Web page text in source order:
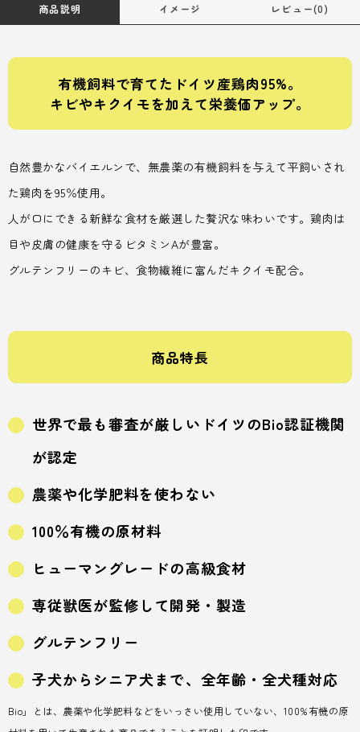
商品説明 イメージ レビュー(0)
有機飼料で育てたドイツ産鶏肉95%。
キビやキクイモを加えて栄養価アップ。
自然豊かなバイエルンで、無農薬の有機飼料を与えて平飼いされ
た鶏肉を95％使用。
人が口にできる新鮮な食材を厳選した贅沢な味わいです。鶏肉は
目や皮膚の健康を守るビタミンAが豊富。
グルテンフリーのキビ、食物繊維に富んだキクイモ配合。
商品特長
世界で最も審査が厳しいドイツのBio認証機関
が認定
農薬や化学肥料を使わない
100％有機の原材料
ヒューマングレードの高級食材
専従獣医が監修して開発・製造
グルテンフリー
子犬からシニア犬まで、全年齢・全犬種対応
Bio」とは、農薬や化学肥料などをいっさい使用していない、100%有機の原